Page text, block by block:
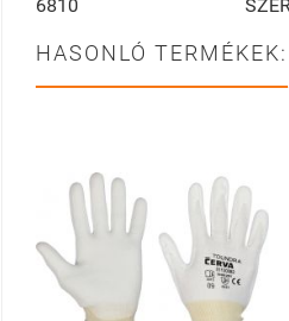
6810
HASONLÓ TERMÉKEK: